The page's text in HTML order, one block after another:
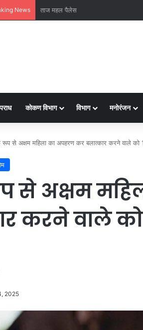
News क्राइम ब्रांच कक्ष-2
कोकण विभाग विभाग मनोरंजन
रूप से अक्षम महिला का अपहरण कर बलात्कार करने वाले
से अक्षम
करने वाले
2025